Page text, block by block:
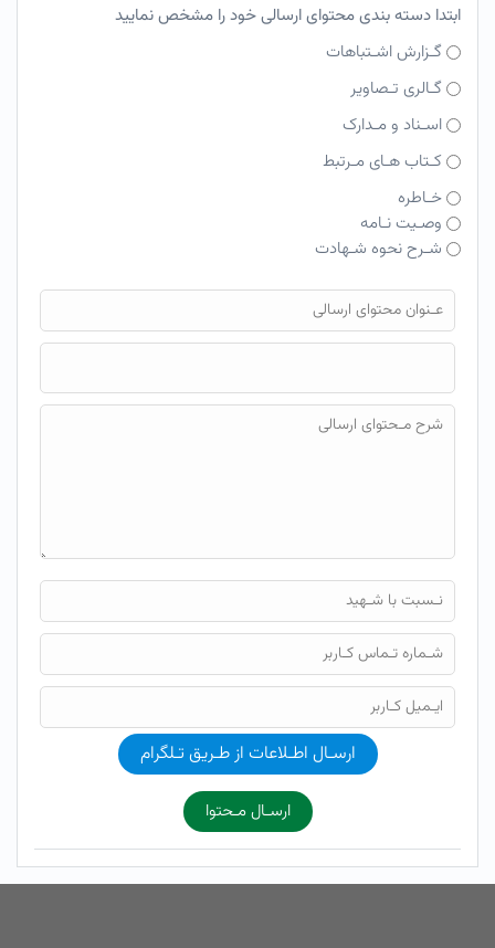
ابتدا دسته بندی محتوای ارسالی خود را مشخص نمایید
گـزارش اشـتباهات
گـالری تـصاویر
اسـناد و مـدارک
کـتاب هـای مـرتبط
خـاطره
وصـیت نـامه
شـرح نحوه شـهادت
فایل محتوای ارسالی
ارسـال اطـلاعات از طـریق تـلگرام
ارسـال مـحتوا